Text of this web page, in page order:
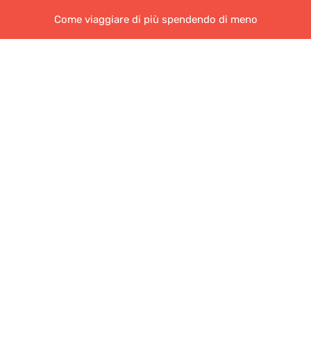
Come viaggiare di più spendendo di meno